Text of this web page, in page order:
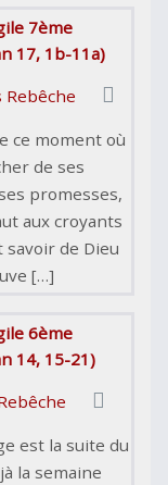
7ème
17, 1b-11a)
Rebêche
ce moment où
de ses
promesses,
aux croyants
savoir de Dieu
[…]
6ème
14, 15-21)
est la suite du
la semaine